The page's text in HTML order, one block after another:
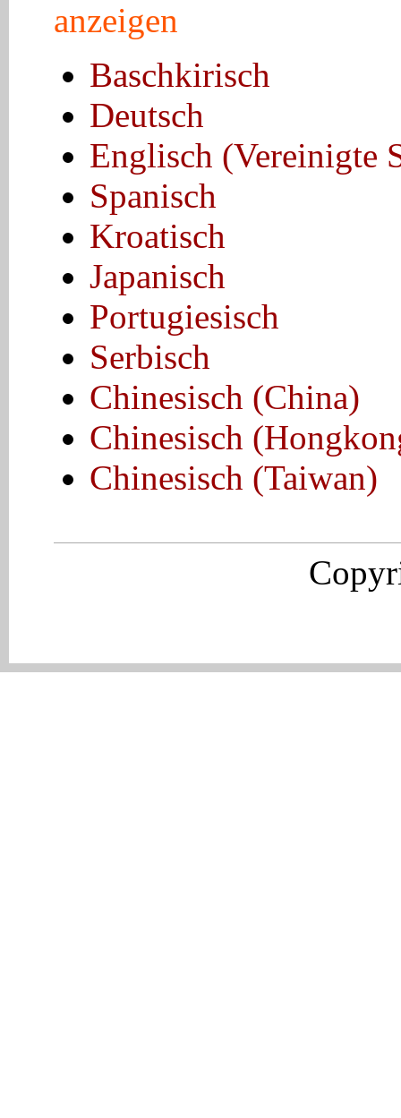
anzeigen
Baschkirisch
Deutsch
Englisch (Vereinigte
Spanisch
Kroatisch
Japanisch
Portugiesisch
Serbisch
Chinesisch (China)
Chinesisch
Chinesisch (Taiwan)